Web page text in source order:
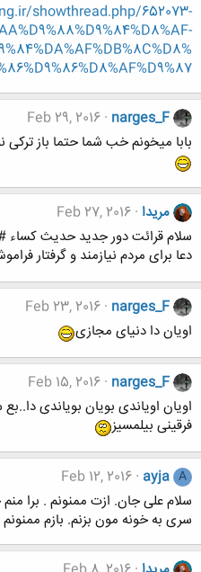
showthread.php/652073-
narges_F
Feb 29, 2016
بابا میخونم خب شما حتما باز
مریدا Feb 27, 2016
سلام قرائت دور جدید حدیث کساء
دعا برای مردم نیازمند و گرفتار
narges_F
Feb 23, 2016
اویان دا دنیای مجازی
narges_F
Feb 15, 2016
اویان اویاندی بویان بویاندی
فرقینی بیلمسیز
A
ayja
Feb 12, 2016
سلام علی جان. ازت ممنونم . برا
سری به خونه مون بزنم. بازم ممنونم